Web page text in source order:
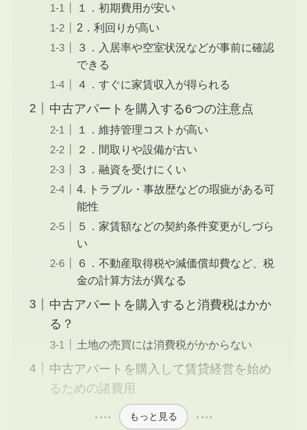
１．初期費用が安い
2．利回りが高い
３．入居率や空室状況などが事前に確認
できる
４．すぐに家賃収入が得られる
中古アパートを購入する6つの注意点
１．維持管理コストが高い
２．間取りや設備が古い
３．融資を受けにくい
4. トラブル・事故歴などの瑕疵がある可
能性
５．家賃額などの契約条件変更がしづら
い
６．不動産取得税や減価償却費など、税
金の計算方法が異なる
中古アパートを購入すると消費税はかか
る？
土地の売買には消費税がかからない
中古アパートを購入して賃貸経営を始め
るための諸費用
もっと見る